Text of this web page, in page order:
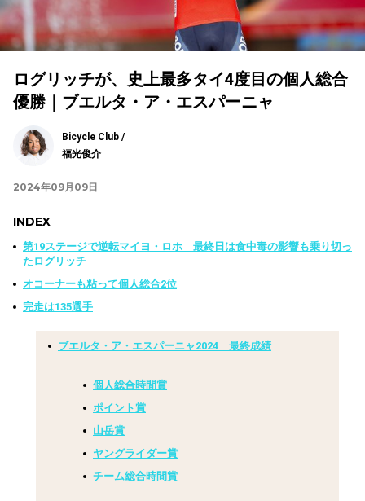
ログリッチが、史上最多タイ4度目の個人総合
優勝｜ブエルタ・ア・エスパーニャ
Bicycle Club /
福光俊介
2024年09月09日
INDEX
第19ステージで逆転マイヨ・ロホ 最終日は食中毒の影響も乗り切っ
たログリッチ
オコーナーも粘って個人総合2位
完走は135選手
ブエルタ・ア・エスパーニャ2024 最終成績
個人総合時間賞
ポイント賞
山岳賞
ヤングライダー賞
チーム総合時間賞